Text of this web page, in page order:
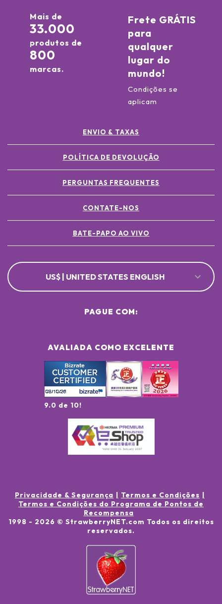
Mais de
33.000
produtos de
800
marcas.
Frete GRÁTIS
para
qualquer
lugar do
mundo!
Condições se
aplicam
ENVIO & TAXAS
POLÍTICA DE DEVOLUÇÃO
PERGUNTAS FREQUENTES
CONTATE-NOS
BATE-PAPO AO VIVO
US$ | UNITED STATES ENGLISH
AVALIADA COMO EXCELENTE
9.0 de 10!
PAGUE COM:
Privacidade & Segurança
Termos e Condições
Termos e Condições do Programa de Pontos de
Recompensa
1998 - 2026 © StrawberryNET.com Todos os direitos
reservados.